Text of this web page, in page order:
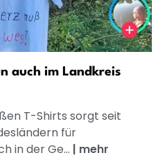
auch im Landkreis
T-Shirts sorgt seit
für
in der Ge... | mehr